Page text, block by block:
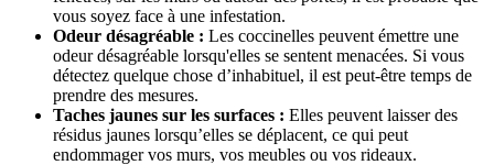
vous soyez face à une infestation.
Odeur désagréable : Les coccinelles peuvent émettre une
odeur désagréable lorsqu'elles se sentent menacées. Si vous
détectez quelque chose d’inhabituel, il est peut-être temps de
prendre des mesures.
Taches jaunes sur les surfaces : Elles peuvent laisser des
résidus jaunes lorsqu’elles se déplacent, ce qui peut
endommager vos murs, vos meubles ou vos rideaux.